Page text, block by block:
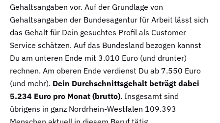
Gehaltsangaben vor. Auf der Grundlage von
Gehaltsangaben der Bundesagentur für Arbeit lässt sich
das Gehalt für Dein gesuchtes Profil als Customer
Service schätzen. Auf das Bundesland bezogen kannst
Du am unteren Ende mit 3.010 Euro (und drunter)
rechnen. Am oberen Ende verdienst Du ab 7.550 Euro
(und mehr). Dein Durchschnittsgehalt beträgt dabei
5.234 Euro pro Monat (brutto). Insgesamt sind
übrigens in ganz Nordrhein-Westfalen 109.393